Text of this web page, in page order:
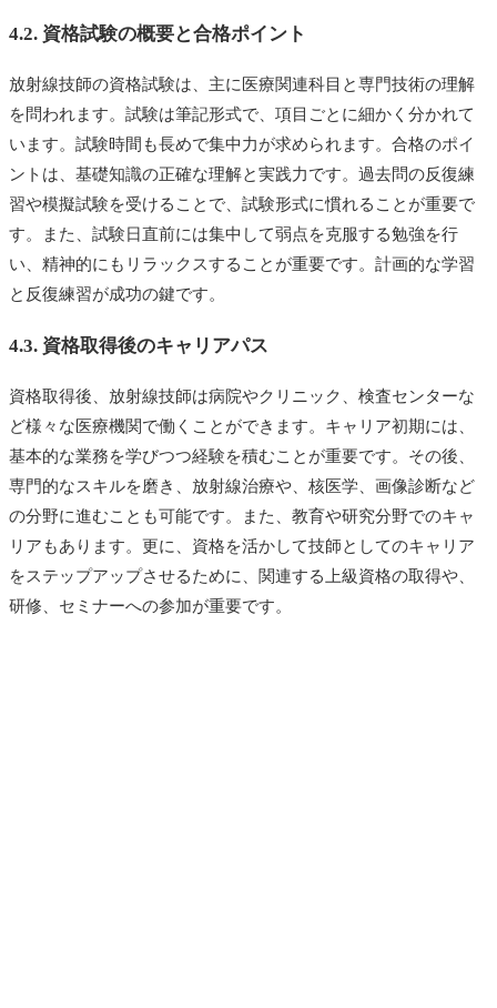
4.2. 資格試験の概要と合格ポイント
放射線技師の資格試験は、主に医療関連科目と専門技術の理解
を問われます。試験は筆記形式で、項目ごとに細かく分かれて
います。試験時間も長めで集中力が求められます。合格のポイ
ントは、基礎知識の正確な理解と実践力です。過去問の反復練
習や模擬試験を受けることで、試験形式に慣れることが重要で
す。また、試験日直前には集中して弱点を克服する勉強を行
い、精神的にもリラックスすることが重要です。計画的な学習
と反復練習が成功の鍵です。
4.3. 資格取得後のキャリアパス
資格取得後、放射線技師は病院やクリニック、検査センターな
ど様々な医療機関で働くことができます。キャリア初期には、
基本的な業務を学びつつ経験を積むことが重要です。その後、
専門的なスキルを磨き、放射線治療や、核医学、画像診断など
の分野に進むことも可能です。また、教育や研究分野でのキャ
リアもあります。更に、資格を活かして技師としてのキャリア
をステップアップさせるために、関連する上級資格の取得や、
研修、セミナーへの参加が重要です。